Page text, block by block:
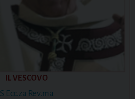
IL VESCOVO
S.Ecc.za Rev.ma